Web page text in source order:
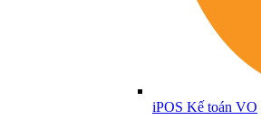
iPOS Kế toán VO